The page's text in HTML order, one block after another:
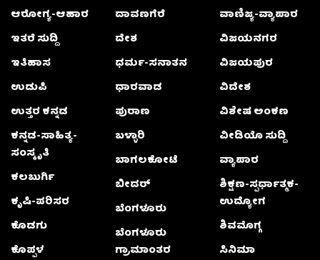
ಆರೋಗ್ಯ-ಆಹಾರ
ಇತರೆ ಸುದ್ದಿ
ಇತಿಹಾಸ
ಉಡುಪಿ
ಉತ್ತರ ಕನ್ನಡ
ಕನ್ನಡ-ಸಾಹಿತ್ಯ-
ಸಂಸ್ಕೃತಿ
ಕಲಬುರ್ಗಿ
ಕೃಷಿ-ಪರಿಸರ
ಕೊಡಗು
ಕೊಪ್ಪಳ
ದಾವಣಗೆರೆ
ದೇಶ
ಧರ್ಮ-ಸನಾತನ
ಧಾರವಾಡ
ಪುರಾಣ
ಬಳ್ಳಾರಿ
ಬಾಗಲಕೋಟೆ
ಬೀದರ್
ಬೆಂಗಳೂರು
ಬೆಂಗಳೂರು
ಗ್ರಾಮಾಂತರ
ವಾಣಿಜ್ಯ-ವ್ಯಾಪಾರ
ವಿಜಯನಗರ
ವಿಜಯಪುರ
ವಿದೇಶ
ವಿಶೇಷ ಅಂಕಣ
ವೀಡಿಯೊ ಸುದ್ದಿ
ವ್ಯಾಪಾರ
ಶಿಕ್ಷಣ-ಸ್ಪರ್ಧಾತ್ಮಕ-
ಉದ್ಯೋಗ
ಶಿವಮೊಗ್ಗ
ಸಿನಿಮಾ